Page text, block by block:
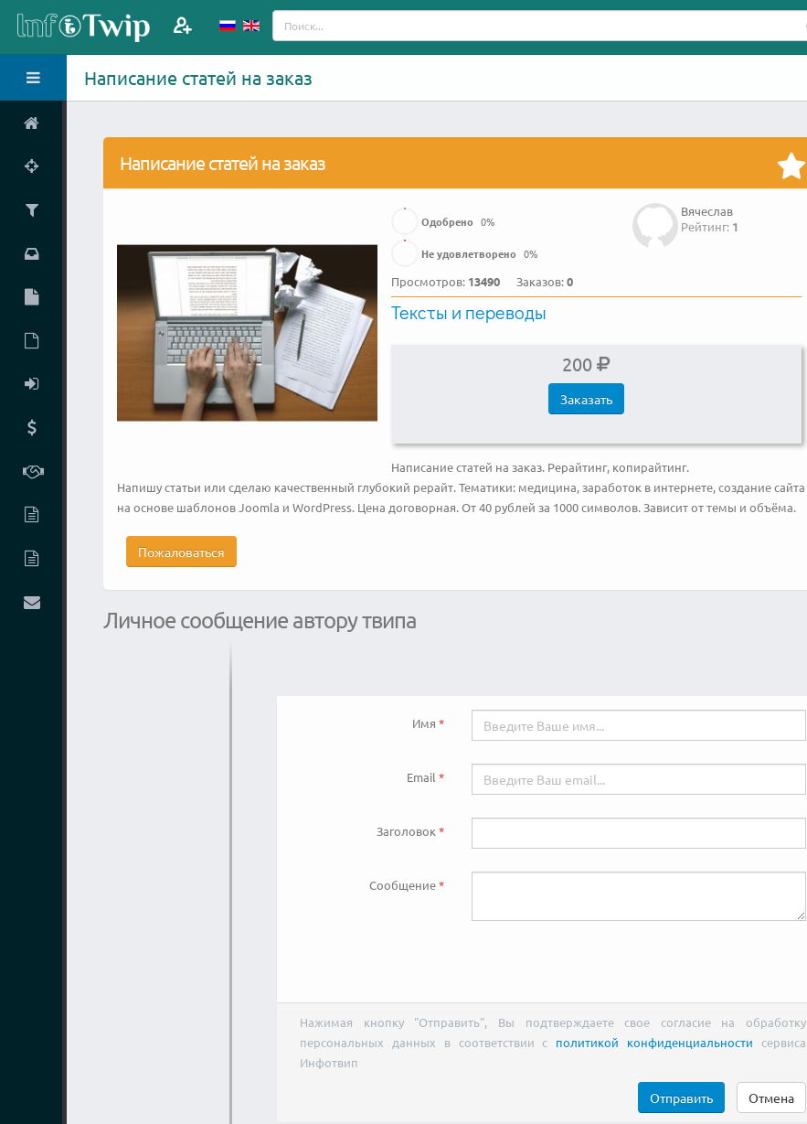
Написание статей на заказ
Написание статей на заказ
Вячеслав
Рейтинг: 1
Одобрено 0%
Не удовлетворено 0%
Просмотров: 13490 Заказов:0
Тексты и переводы
200
Заказать
Написание статей на заказ. Рерайтинг, копирайтинг.
Напишу статьи или сделаю качественный глубокий рерайт. Тематики: медицина, заработок в интернете, создание сайта
на основе шаблонов Joomla и WordPress. Цена договорная. От 40 рублей за 1000 символов. Зависит от темы и объёма.
Пожаловаться
Личное сообщение автору твипа
Имя
Email
Заголовок
Сообщение
Нажимая кнопку "Отправить", Вы подтверждаете свое согласие на обработку
персональных данных в соответствии с политикой конфиденциальности сервиса
Инфотвип
Отправить Отмена